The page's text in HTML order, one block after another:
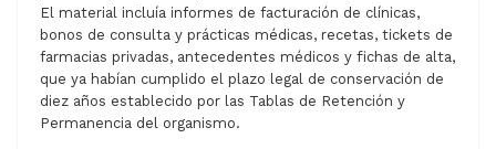
El material incluía informes de facturación de clínicas,
bonos de consulta y prácticas médicas, recetas, tickets de
farmacias privadas, antecedentes médicos y fichas de alta,
que ya habían cumplido el plazo legal de conservación de
diez años establecido por las Tablas de Retención y
Permanencia del organismo.